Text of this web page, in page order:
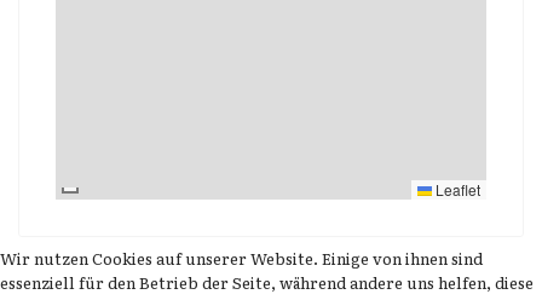
Leaflet
Wir nutzen Cookies auf unserer Website. Einige von ihnen sind
essenziell für den Betrieb der Seite, während andere uns helfen, diese